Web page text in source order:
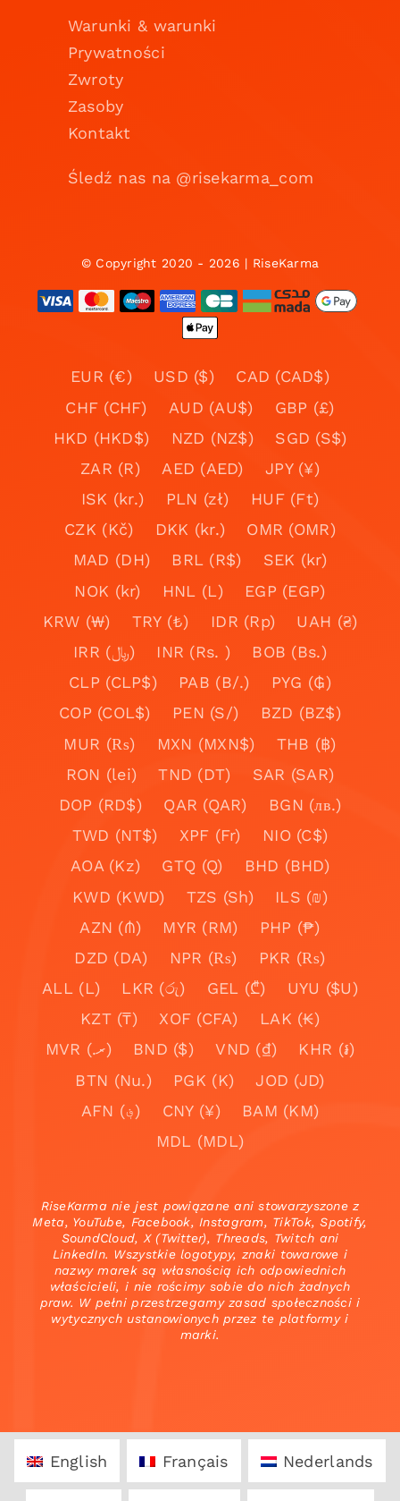
Warunki & warunki
Prywatności
Zwroty
Zasoby
Kontakt
Śledź nas na @risekarma_com
© Copyright 2020 - 2026 | RiseKarma
EUR (€) USD ($)
CAD (CAD$)
CHF (CHF)
AUD (AU$)
GBP (£)
HKD (HKD$)
NZD (NZ$)
SGD (S$)
ZAR (R)
AED (AED)
JPY (¥)
ISK (kr.)
PLN (zł)
HUF (Ft)
CZK (Kč)
DKK (kr.)
OMR (OMR)
MAD (DH)
BRL (R$)
SEK (kr)
NOK (kr)
HNL (L)
EGP (EGP)
KRW (₩)
TRY (₺) IDR (Rp)
UAH (₴)
IRR (﷼)
INR (Rs. )
BOB (Bs.)
CLP (CLP$)
PAB (B/.)
PYG (₲)
COP (COL$)
PEN (S/)
BZD (BZ$)
MUR (₨)
MXN (MXN$)
THB (฿)
RON (lei)
TND (DT)
SAR (SAR)
DOP (RD$)
QAR (QAR)
BGN (лв.)
TWD (NT$)
XPF (Fr)
NIO (C$)
AOA (Kz)
GTQ (Q)
BHD (BHD)
KWD (KWD)
TZS (Sh)
ILS (₪)
AZN (₼)
MYR (RM)
PHP (₱)
DZD (DA)
NPR (₨)
PKR (₨)
ALL (L)
LKR (රු) GEL (₾)
UYU ($U)
KZT (₸)
XOF (CFA)
LAK (₭)
MVR (.ރ)
BND ($) VND (₫)
KHR (៛)
BTN (Nu.)
PGK (K)
JOD (JD)
AFN (؋)
CNY (¥)
BAM (KM)
MDL (MDL)
RiseKarma nie jest powiązane ani stowarzyszone z
Meta, YouTube, Facebook, Instagram, TikTok, Spotify,
SoundCloud, X (Twitter), Threads, Twitch ani
LinkedIn. Wszystkie logotypy, znaki towarowe i
nazwy marek są własnością ich odpowiednich
właścicieli, i nie rościmy sobie do nich żadnych
praw. W pełni przestrzegamy zasad społeczności i
wytycznych ustanowionych przez te platformy i
marki.
English Français Nederlands